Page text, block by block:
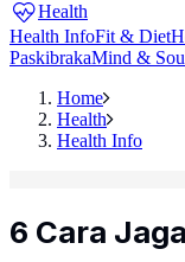
Health
Health InfoFit & Diet
PaskibrakaMind &
Home
Health
Health Info
6 Cara